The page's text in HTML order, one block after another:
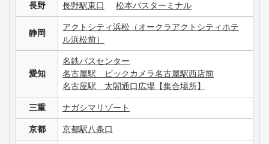
長野 長野駅東口 松本バスターミナル
静岡
アクトシティ浜松（オークラアクトシティホテ
ル浜松前）
愛知
名鉄バスセンター
名古屋駅 ビックカメラ名古屋駅西店前
名古屋駅 太閤通口広場【集合場所】
三重 ナガシマリゾート
京都 京都駅八条口